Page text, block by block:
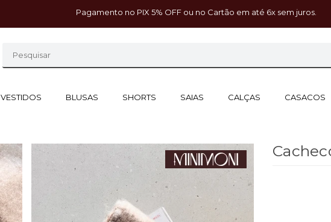
Pagamento no PIX 5% OFF ou no Cartão em até 6x sem juros.
VESTIDOS BLUSAS SHORTS SAIAS CALÇAS CASACOS